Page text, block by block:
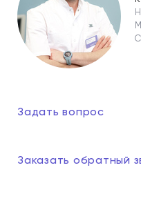
Задать вопрос
Заказать обратный